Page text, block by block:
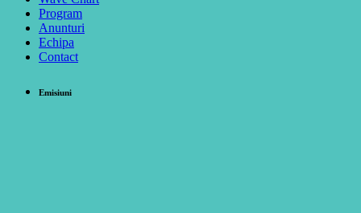
Program
Anunturi
Echipa
Contact
Emisiuni